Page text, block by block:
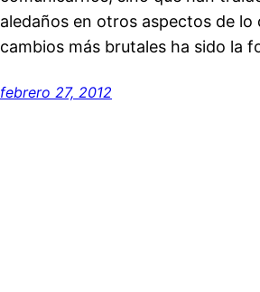
aledaños en otros aspectos de lo
cambios más brutales ha sido la
febrero 27, 2012